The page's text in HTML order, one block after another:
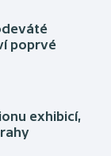
poprvé
exhibicí,